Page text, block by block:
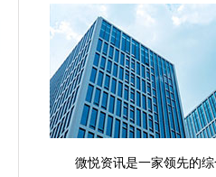
微悦资讯是一家领先的